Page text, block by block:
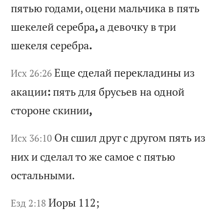
пятью годами, оценимальчика в пять
шекелей серебра,адевочкувтри
шекеля серебра.
Исх 26:26 Еще сделай перекладины из
акации: пять для брусьев на одной
стороне скинии,
Исх 36:10 Он сшил другс другом пять из
них и сделалтоже самое с пятью
остальными.
Езд 2:18 Иоры 112;